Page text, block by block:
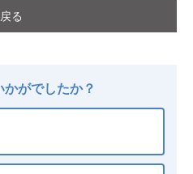
戻る
がでしたか？